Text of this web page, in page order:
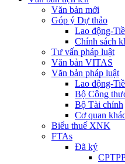
Văn bản mới
Góp ý Dự thảo
Lao động-
Chính sách
Tư vấn pháp luật
Văn bản VITAS
Văn bản pháp luật
Lao động-
Bộ Công
Bộ Tài chính
Cơ quan
Biểu thuế XNK
FTAs
Đã ký